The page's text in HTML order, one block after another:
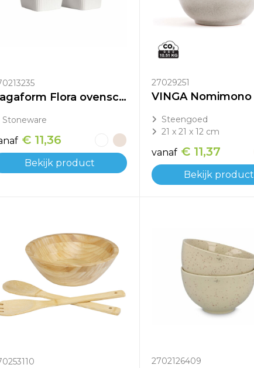
Sagaform Flora ovenschaal mini 2-delig
Stoneware
€ 11,36
Bekijk product
27029251
Steengoed
21 x 21 x 12 cm
vanaf € 11,37
Bekijk product
2702126409